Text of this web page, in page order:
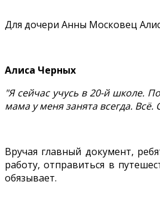
Для дочери Анны Московец
Алиса Черных
"Я сейчас учусь в 20-й школе.
мама у меня занята всегда. Всё.
Вручая главный документ,
работу, отправиться в
обязывает.